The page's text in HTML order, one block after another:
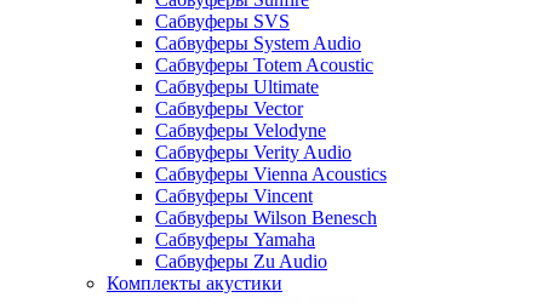
Сабвуферы SVS
Сабвуферы System Audio
Сабвуферы Totem Acoustic
Сабвуферы Ultimate
Сабвуферы Vector
Сабвуферы Velodyne
Сабвуферы Verity Audio
Сабвуферы Vienna Acoustics
Сабвуферы Vincent
Сабвуферы Wilson Benesch
Сабвуферы Yamaha
Сабвуферы Zu Audio
Комплекты акустики